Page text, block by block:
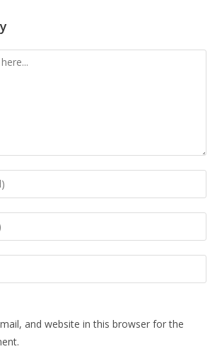
and website in this browser for the